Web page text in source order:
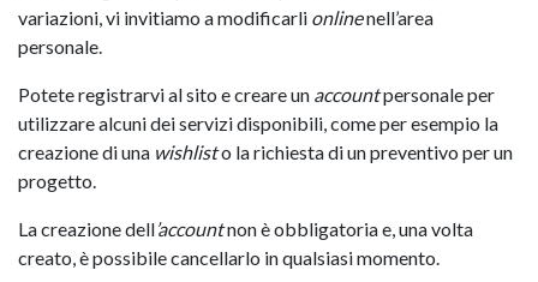
variazioni, vi invitiamo a modificarli onlinenell’area
personale.
Potete registrarvi al sito e creare un accountpersonale per
utilizzare alcuni dei servizi disponibili, come per esempio la
creazione di una wishlisto la richiesta di un preventivo per un
progetto.
La creazione dell’accountnon è obbligatoria e, una volta
creato, è possibile cancellarlo in qualsiasi momento.